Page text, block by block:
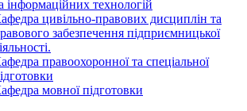
інформаційних технологій
цивільно-правових дисциплін та
забезпечення підприємницької
правоохоронної та спеціальної
мовної підготовки